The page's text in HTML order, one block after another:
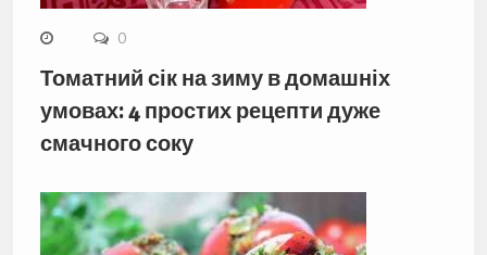
0
Томатний сік на зиму в домашніх
умовах: 4 простих рецепти дуже
смачного соку